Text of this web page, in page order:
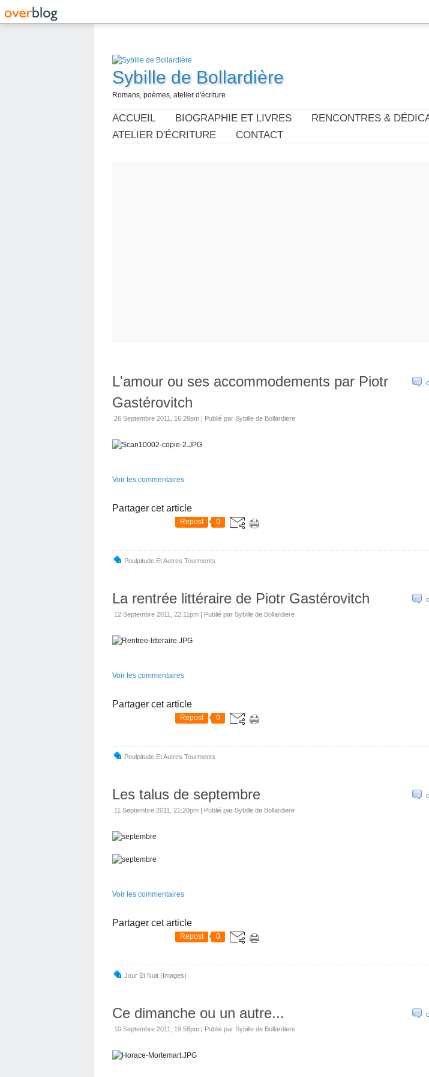
Sybille de Bollardière
Romans, poèmes, atelier d'écriture
ACCUEIL BIOGRAPHIE ET LIVRES RENCONTRES &
ATELIER D'ÉCRITURE
CONTACT
L'amour ou ses accommodements par Piotr
Gastérovitch
26 Septembre 2011, 16:29pm | Publié par Sybille de Bollardiere
Voir les commentaires
Partager cet article
Repost 0
Poulpitude Et Autres Tourments
La rentrée littéraire de Piotr Gastérovitch
12 Septembre 2011, 22:11pm | Publié par Sybille de Bollardiere
Voir les commentaires
Partager cet article
Repost 0
Poulpitude Et Autres Tourments
Les talus de septembre
11 Septembre 2011, 21:20pm | Publié par Sybille de Bollardiere
Voir les commentaires
Partager cet article
Repost 0
Jour Et Nuit (images)
Ce dimanche ou un autre...
10 Septembre 2011, 19:58pm | Publié par Sybille de Bollardiere